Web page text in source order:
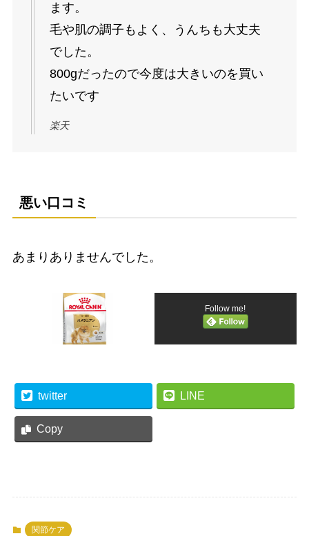
ます。
毛や肌の調子もよく、うんちも大丈夫
でした。
800gだったので今度は大きいのを買い
たいです
楽天
悪い口コミ
あまりありませんでした。
Follow me!
twitter LINE
Copy
関節ケア